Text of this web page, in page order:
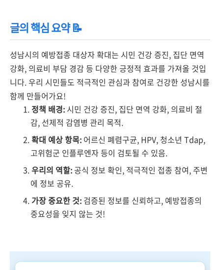
글의 핵심 요약 📝
성남시의 예방접종 대상자 확대는 시민 건강 증진, 집단 면역
강화, 의료비 부담 경감 등 다양한 긍정적 효과를 가져올 것입
니다. 우리 시민들도 적극적인 관심과 참여로 건강한 성남시를
함께 만들어가요!
정책 배경: 시민 건강 증진, 집단 면역 강화, 의료비 절
감, 선제적 감염병 관리 목적.
확대 예상 항목: 어르신 폐렴구균, HPV, 청소년 Tdap,
고위험군 인플루엔자 등이 검토될 수 있음.
우리의 역할: 공식 정보 확인, 적극적인 접종 참여, 주변
에 정보 공유.
가장 중요한 것: 검증된 정보를 신뢰하고, 예방접종의
중요성을 잊지 않는 것!